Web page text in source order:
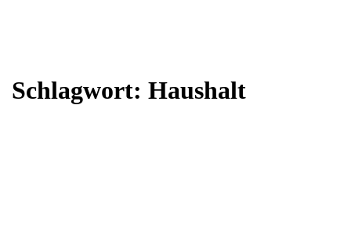
Schlagwort: Haushalt